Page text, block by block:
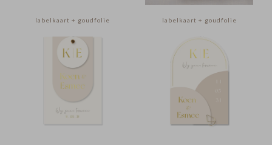
labelkaart + goudfolie labelkaart + goudfolie